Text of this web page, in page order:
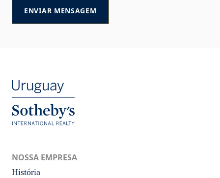
ENVIAR MENSAGEM
NOSSA EMPRESA
História